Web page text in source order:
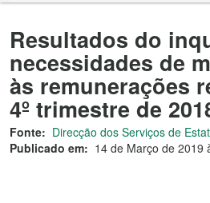
Resultados do
necessidades de
às remunerações
4º trimestre de
Fonte: Direcção dos Serviços de
Publicado em: 14 de Março de 2019